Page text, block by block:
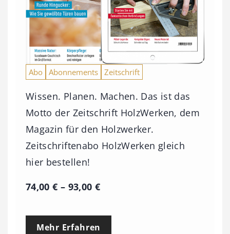
Abo Abonnements Zeitschrift
Wissen. Planen. Machen. Das ist das
Motto der Zeitschrift HolzWerken, dem
Magazin für den Holzwerker.
Zeitschriftenabo HolzWerken gleich
hier bestellen!
74,00€ – 93,00 €P
e
Mehr Erfahren